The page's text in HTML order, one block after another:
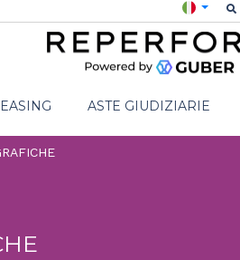
ASTE GIUDIZIARIE